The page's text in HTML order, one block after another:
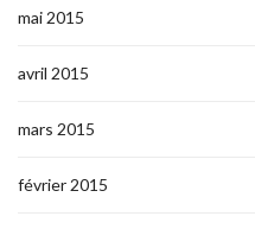
mai 2015
avril 2015
mars 2015
février 2015